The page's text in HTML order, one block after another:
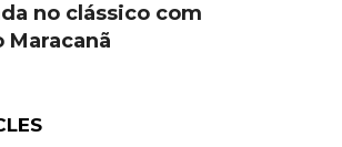
no clássico com
Maracanã